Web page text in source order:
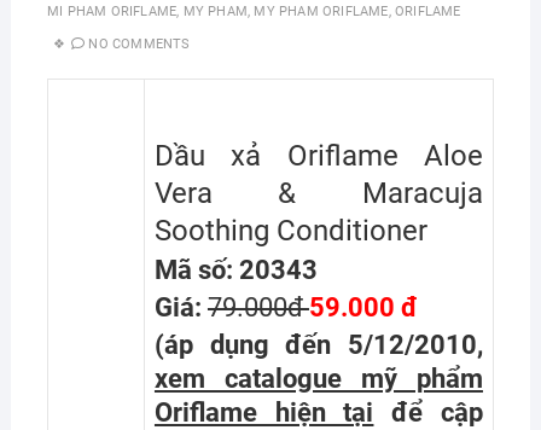
MI PHAM ORIFLAME, MY PHAM, MY PHAM ORIFLAME, ORIFLAME
NO COMMENTS
Dầu xả Oriflame Aloe
Vera & Maracuja
Soothing Conditioner
Mã số: 20343
Giá: 79.000đ59.000 đ
(áp dụng đến 5/12/2010,
xem catalogue mỹ phẩm
Oriflame hiện tại
để cập